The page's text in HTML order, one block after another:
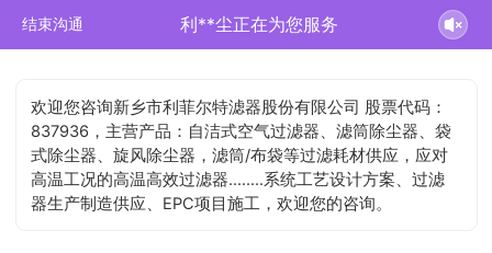
结束沟通 利**尘正在为您服务
欢迎您咨询新乡市利菲尔特滤器股份有限公司 股票代码：
837936，主营产品：自洁式空气过滤器、滤筒除尘器、袋
式除尘器、旋风除尘器，滤筒/布袋等过滤耗材供应，应对
高温工况的高温高效过滤器........系统工艺设计方案、过滤
器生产制造供应、EPC项目施工，欢迎您的咨询。